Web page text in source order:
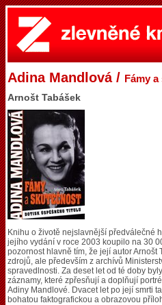
Adina Mandlová / Fámy
Arnošt Tabášek
Knihu o životě nejslavnější předválečné
jejího vydání v roce 2003 koupilo na 30
pozornost hlavně tím, že její autor Arnošt
zdrojů, ale především z archívů
spravedlnosti. Za deset let od té doby
záznamy, které zpřesňují a doplňují
Adiny Mandlové. Dvacet let po její smrti
bohatou faktografickou a obrazovou